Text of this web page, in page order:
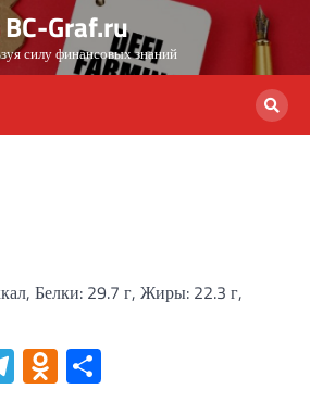
BC-Graf.ru
силу финансовых знаний
Белки: 29.7 г, Жиры: 22.3 г,
Telegram
Odnoklassniki